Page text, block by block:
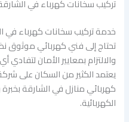
تركيب سخانات كهرباء في
خدمة تركيب سخانات كهرباء في
تحتاج إلى فني كهربائي موثوق
والالتزام بمعايير الأمان
يعتمد الكثير من السكان على
كهربائي منازل في الشارقة
الكهربائية.